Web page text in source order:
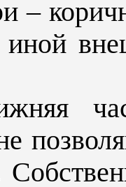
–
иной